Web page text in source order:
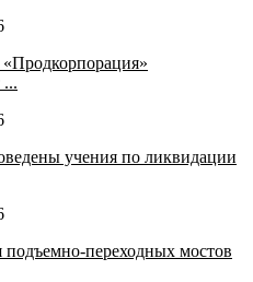
«Продкорпорация»
...
учения по ликвидации
переходных мостов